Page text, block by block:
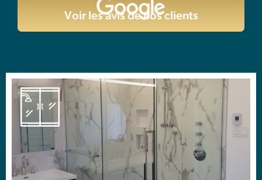
Voir les avis de nos clients